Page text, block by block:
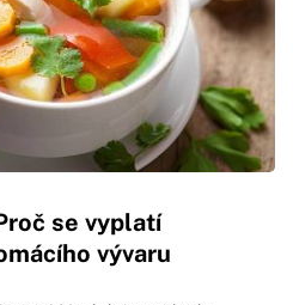
se vyplatí
vývaru